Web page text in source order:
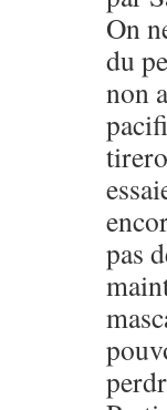
On
du
non
pas